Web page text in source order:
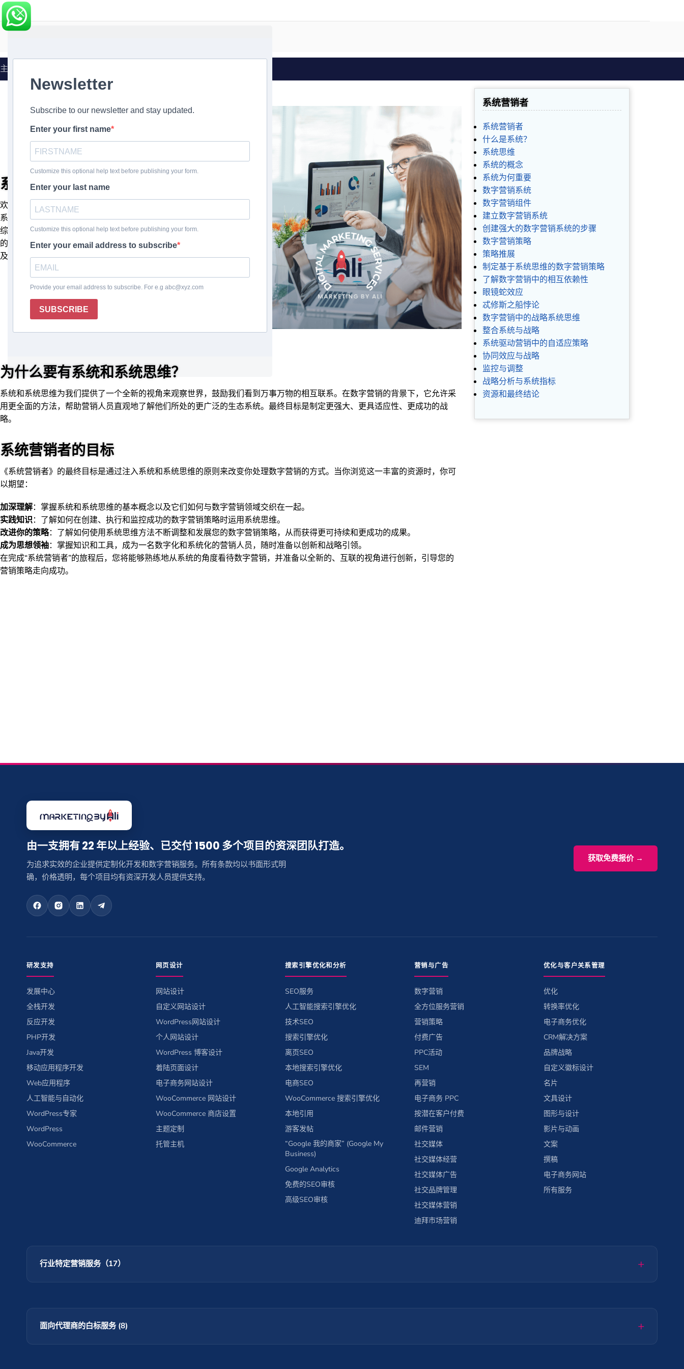
主页
系统营销者
欢迎来到“系统营销者”，这是您理解和掌握数字营销中系统和
系统思维艺术的终极指南。在这个专业中心，我们深入研究错
综复杂且相互关联的系统世界，引导您成为更具战略性和成功
的数字营销者。浏览我们精心策划的部分，以全面了解系统以
及它们如何在数字营销领域推动成功。
为什么要有系统和系统思维？
系统和系统思维为我们提供了一个全新的视角来观察世界，鼓励我们看到万事万物的相互联系。在数字营销的背景下，它允许采
用更全面的方法，帮助营销人员直观地了解他们所处的更广泛的生态系统。最终目标是制定更强大、更具适应性、更成功的战
略。
系统营销者的目标
《系统营销者》的最终目标是通过注入系统和系统思维的原则来改变你处理数字营销的方式。当你浏览这一丰富的资源时，你可
以期望：
加深理解：掌握系统和系统思维的基本概念以及它们如何与数字营销领域交织在一起。
实践知识：了解如何在创建、执行和监控成功的数字营销策略时运用系统思维。
改进你的策略：了解如何使用系统思维方法不断调整和发展您的数字营销策略，从而获得更可持续和更成功的成果。
成为思想领袖：掌握知识和工具，成为一名数字化和系统化的营销人员，随时准备以创新和战略引领。
在完成“系统营销者”的旅程后，您将能够熟练地从系统的角度看待数字营销，并准备以全新的、互联的视角进行创新，引导您的
营销策略走向成功。
系统营销者
系统营销者
什么是系统？
系统思维
系统的概念
系统为何重要
数字营销系统
数字营销组件
建立数字营销系统
创建强大的数字营销系统的步骤
数字营销策略
策略推展
制定基于系统思维的数字营销策略
了解数字营销中的相互依赖性
眼镜蛇效应
忒修斯之船悖论
数字营销中的战略系统思维
整合系统与战略
系统驱动营销中的自适应策略
协同效应与战略
监控与调整
战略分析与系统指标
资源和最终结论
由一支拥有 22 年以上经验、已交付 1500 多个项目的资深团队打造。
为追求实效的企业提供定制化开发和数字营销服务。所有条款均以书面形式明
确，价格透明，每个项目均有资深开发人员提供支持。
获取免费报价 →
研发支持
发展中心
全栈开发
反应开发
PHP开发
Java开发
移动应用程序开发
Web应用程序
人工智能与自动化
WordPress专家
WordPress
WooCommerce
网页设计
网站设计
自定义网站设计
WordPress网站设计
个人网站设计
WordPress 博客设计
着陆页面设计
电子商务网站设计
WooCommerce 网站设计
WooCommerce 商店设置
主题定制
托管主机
搜索引擎优化和分析
SEO服务
人工智能搜索引擎优化
技术SEO
搜索引擎优化
离页SEO
本地搜索引擎优化
电商SEO
WooCommerce 搜索引擎优化
本地引用
游客发帖
“Google 我的商家” (Google My
Business)
Google Analytics
免费的SEO审核
高级SEO审核
营销与广告
数字营销
全方位服务营销
营销策略
付费广告
PPC活动
SEM
再营销
电子商务 PPC
按潜在客户付费
邮件营销
社交媒体
社交媒体经营
社交媒体广告
社交品牌管理
社交媒体营销
迪拜市场营销
优化与客户关系管理
优化
转换率优化
电子商务优化
CRM解决方案
品牌战略
自定义徽标设计
名片
文具设计
图形与设计
影片与动画
文案
撰稿
电子商务网站
所有服务
行业特定营销服务（17）
面向代理商的白标服务 (8)